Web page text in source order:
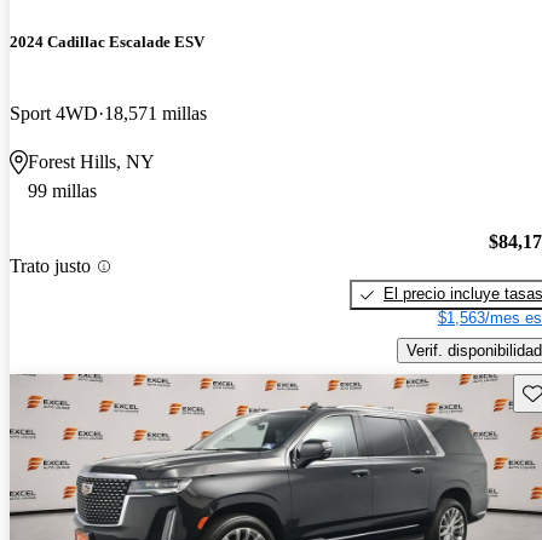
2024 Cadillac Escalade ESV
Sport 4WD 18,571 millas
Forest Hills, NY
99 millas
Trato justo
El precio incluye tasas
$1,563/mes
Verif. disponibilidad